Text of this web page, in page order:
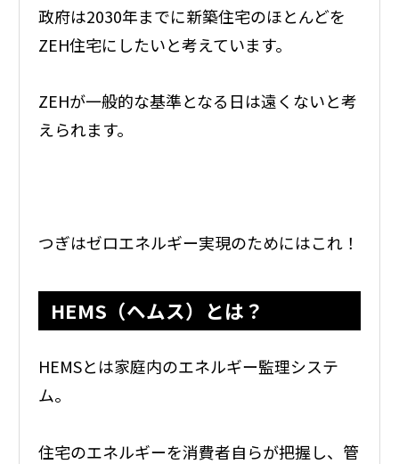
政府は2030年までに新築住宅のほとんどを
ZEH住宅にしたいと考えています。
ZEHが一般的な基準となる日は遠くないと考
えられます。
つぎはゼロエネルギー実現のためにはこれ！
HEMS（ヘムス）とは？
HEMSとは家庭内のエネルギー監理システ
ム。
住宅のエネルギーを消費者自らが把握し、管